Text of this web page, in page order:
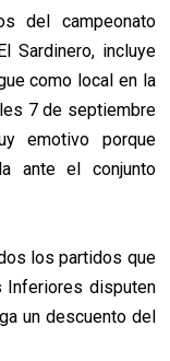
del campeonato
Sardinero, incluye
como local en la
7 de septiembre
emotivo porque
ante el conjunto
los partidos que
disputen
un descuento del